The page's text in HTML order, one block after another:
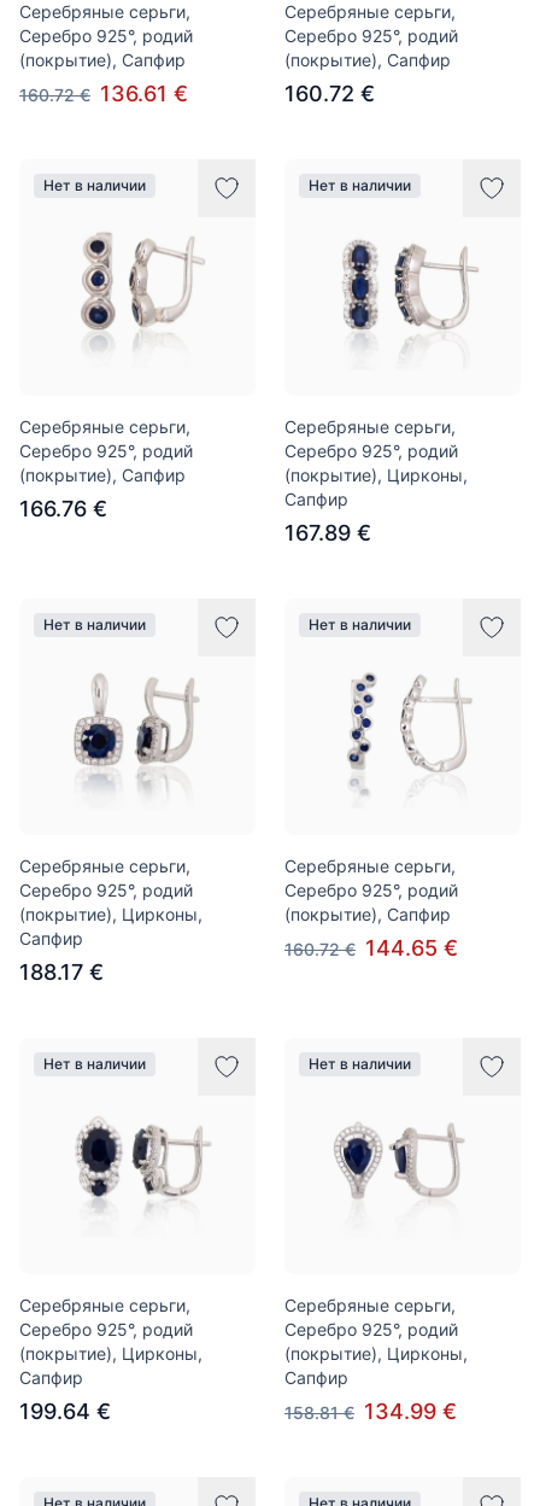
Серебряные серьги,
Серебро 925°, родий
(покрытие), Сапфир
160.72 € 136.61 €
Серебряные серьги,
Серебро 925°, родий
(покрытие), Сапфир
160.72 €
Нет в наличии
Серебряные серьги,
Серебро 925°, родий
(покрытие), Сапфир
166.76 €
Нет в наличии
Серебряные серьги,
Серебро 925°, родий
(покрытие), Цирконы,
Сапфир
167.89 €
Нет в наличии
Серебряные серьги,
Серебро 925°, родий
(покрытие), Цирконы,
Сапфир
188.17 €
Нет в наличии
Серебряные серьги,
Серебро 925°, родий
(покрытие), Сапфир
160.72 € 144.65 €
Нет в наличии
Серебряные серьги,
Серебро 925°, родий
(покрытие), Цирконы,
Сапфир
199.64 €
Нет в наличии
Серебряные серьги,
Серебро 925°, родий
(покрытие), Цирконы,
Сапфир
158.81 € 134.99 €